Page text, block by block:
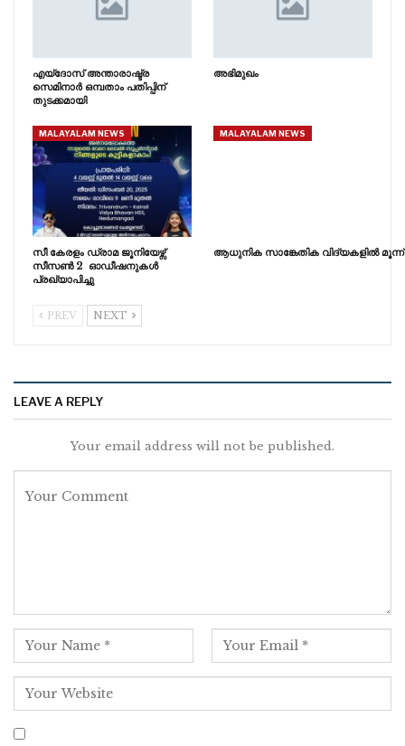
എയ്ദോസ് അന്താരാഷ്ട്ര
സെമിനാർ ഒമ്പതാം പതിപ്പിന്
തുടക്കമായി
അഭിമുഖം
MALAYALAM NEWS
സീ കേരളം ഡ്രാമ ജൂനിയേഴ്സ്
സീസൺ 2 ഓഡീഷനുകൾ
പ്രഖ്യാപിച്ചു
MALAYALAM NEWS
ആധുനിക സാങ്കേതിക വിദ്യകളിൽ
PREV NEXT
LEAVE A REPLY
Your email address will not be published.